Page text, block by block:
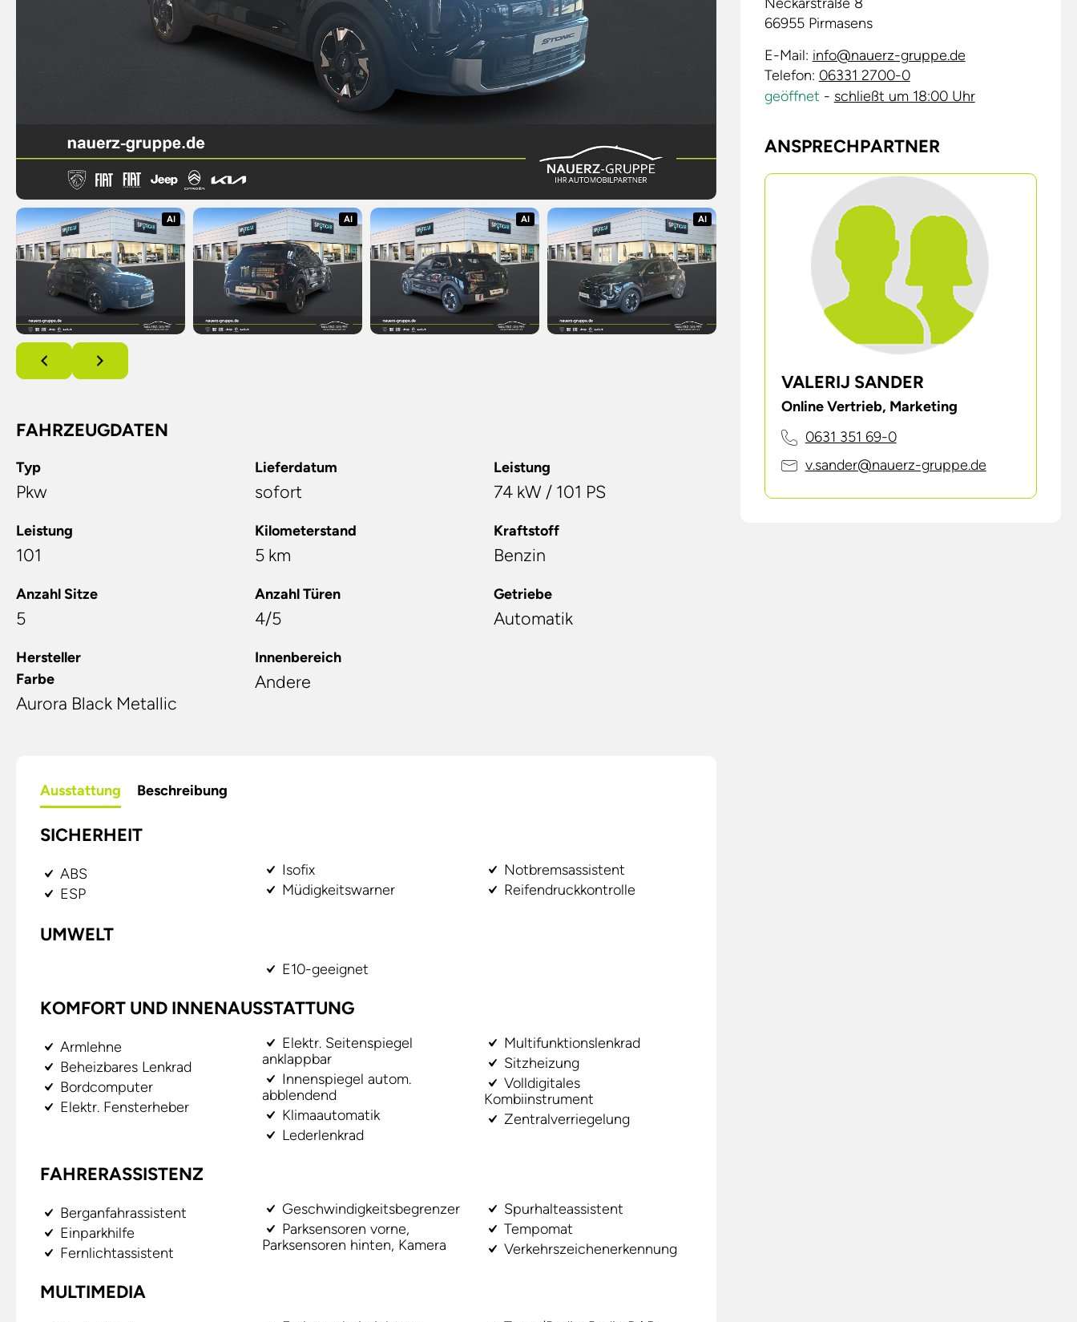
AI AI AI AI
FAHRZEUGDATEN
Typ
Pkw
Lieferdatum
sofort
Leistung
74 kW / 101 PS
Leistung
101
Kilometerstand
5 km
Kraftstoff
Benzin
Anzahl Sitze
5
Anzahl Türen
4/5
Getriebe
Automatik
Hersteller
Farbe
Aurora Black Metallic
Innenbereich
Andere
Ausstattung Beschreibung
SICHERHEIT
ABS
ESP
Isofix
Müdigkeitswarner
Notbremsassistent
Reifendruckkontrolle
UMWELT
E10-geeignet
KOMFORT UND INNENAUSSTATTUNG
Armlehne
Beheizbares Lenkrad
Bordcomputer
Elektr. Fensterheber
Elektr. Seitenspiegel
anklappbar
Innenspiegel autom.
abblendend
Klimaautomatik
Lederlenkrad
Multifunktionslenkrad
Sitzheizung
Volldigitales
Kombiinstrument
Zentralverriegelung
FAHRERASSISTENZ
Berganfahrassistent
Einparkhilfe
Fernlichtassistent
Geschwindigkeitsbegrenzer
Parksensoren vorne,
Parksensoren hinten, Kamera
Spurhalteassistent
Tempomat
Verkehrszeichenerkennung
MULTIMEDIA
66955 Pirmasens
E-Mail: info@nauerz-gruppe.de
Telefon: 06331 2700-0
geöffnet - schließt um 18:00 Uhr
ANSPRECHPARTNER
VALERIJ SANDER
Online Vertrieb, Marketing
0631 351 69-0
v.sander@nauerz-gruppe.de